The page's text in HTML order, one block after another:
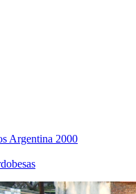
Argentina 2000